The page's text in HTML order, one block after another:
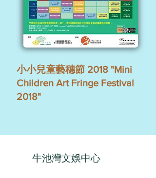
小小兒童藝穗節 2018 "Mini
Children Art Fringe Festival
2018"
牛池灣文娛中心